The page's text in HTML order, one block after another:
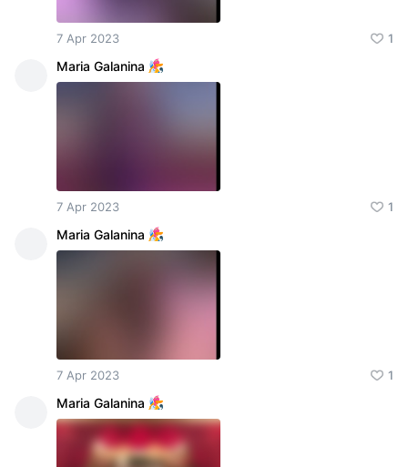
7 Apr 2023 1
Maria Galanina
7 Apr 2023 1
Maria Galanina
7 Apr 2023 1
Maria Galanina